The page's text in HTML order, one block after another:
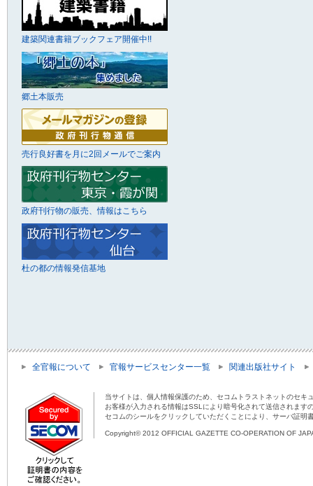
建築関連書籍ブックフェア開催中!!
郷土本販売
売行良好書を月に2回メールでご案内
政府刊行物の販売、情報はこちら
杜の都の情報発信基地
全官報について 官報サービスセンター一覧 関連出版社サイト
当サイトは、個人情報保護のため、セコムトラストネットのセキ
お客様が入力される情報はSSLにより暗号化されて送信されま
セコムのシールをクリックしていただくことにより、サーバ証明
Copyright© 2012 OFFICIAL GAZETTE CO-OPERATION OF